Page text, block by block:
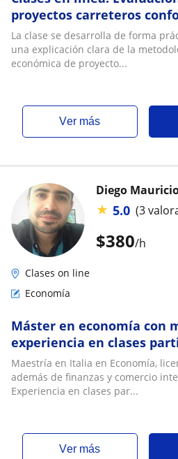
proyectos carreteros
lineamientos de la SHCP
La clase se desarrolla de forma
una explicación clara de la
económica de proyecto...
ver más
$380/h
Diego
★ 5.0 (3
Clases on line
Economía
Máster en economía con
experiencia en clases
*NO HAGO EXÁMENES
Maestría en Italia en Economía,
además de finanzas y comercio
Experiencia en clases par...
ver más